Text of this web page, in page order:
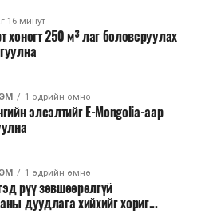
16 минут
хоногт 250 м³ лаг боловсруулах
1 өдрийн өмнө
элсэлтийг E-Mongolia-аар
1 өдрийн өмнө
рүү зөвшөөрөлгүй
дуудлага хийхийг хориг...